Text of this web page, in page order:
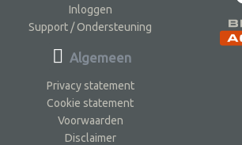
Inloggen
Support / Ondersteuning
Algemeen
Privacy statement
Cookie statement
Voorwaarden
Disclaimer